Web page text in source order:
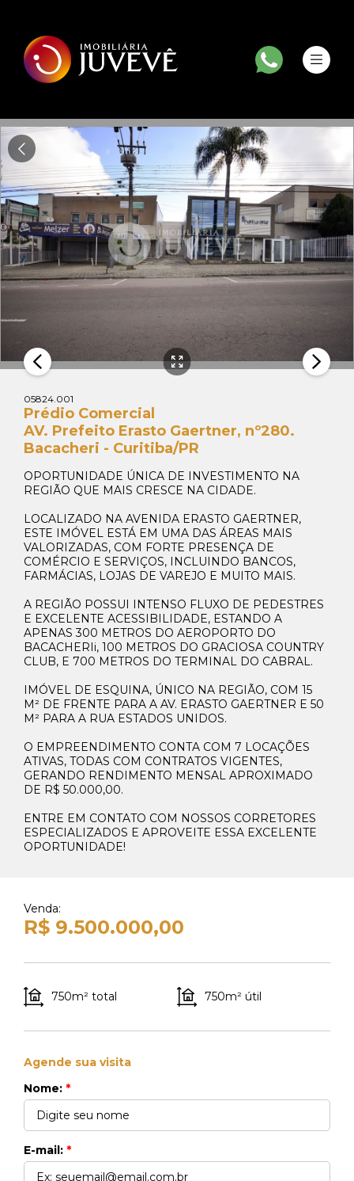
Whats Locação
41 99270-3712
Whats Venda
41 99148-4621
05824.001
Prédio Comercial
AV. Prefeito Erasto Gaertner, nº280.
Bacacheri - Curitiba/PR
OPORTUNIDADE ÚNICA DE INVESTIMENTO NA
REGIÃO QUE MAIS CRESCE NA CIDADE.
LOCALIZADO NA AVENIDA ERASTO GAERTNER,
ESTE IMÓVEL ESTÁ EM UMA DAS ÁREAS MAIS
VALORIZADAS, COM FORTE PRESENÇA DE
COMÉRCIO E SERVIÇOS, INCLUINDO BANCOS,
FARMÁCIAS, LOJAS DE VAREJO E MUITO MAIS.
A REGIÃO POSSUI INTENSO FLUXO DE PEDESTRES
E EXCELENTE ACESSIBILIDADE, ESTANDO A
APENAS 300 METROS DO AEROPORTO DO
BACACHERIi, 100 METROS DO GRACIOSA COUNTRY
CLUB, E 700 METROS DO TERMINAL DO CABRAL.
IMÓVEL DE ESQUINA, ÚNICO NA REGIÃO, COM 15
M² DE FRENTE PARA A AV. ERASTO GAERTNER E 50
M² PARA A RUA ESTADOS UNIDOS.
O EMPREENDIMENTO CONTA COM 7 LOCAÇÕES
ATIVAS, TODAS COM CONTRATOS VIGENTES,
GERANDO RENDIMENTO MENSAL APROXIMADO
DE R$ 50.000,00.
ENTRE EM CONTATO COM NOSSOS CORRETORES
ESPECIALIZADOS E APROVEITE ESSA EXCELENTE
OPORTUNIDADE!
Venda:
R$ 9.500.000,00
750m² total 750m² útil
Agende sua visita
Nome: *
E-mail: *